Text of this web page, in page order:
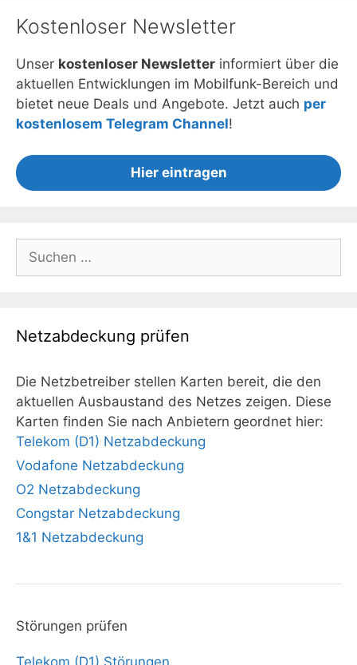
Kostenloser Newsletter
Unser kostenloser Newsletter informiert über die
aktuellen Entwicklungen im Mobilfunk-Bereich und
bietet neue Deals und Angebote. Jetzt auch per
kostenlosem Telegram Channel!
Hier eintragen
nach:
Netzabdeckung prüfen
Die Netzbetreiber stellen Karten bereit, die den
aktuellen Ausbaustand des Netzes zeigen. Diese
Karten finden Sie nach Anbietern geordnet hier:
Telekom (D1) Netzabdeckung
Vodafone Netzabdeckung
O2 Netzabdeckung
Congstar Netzabdeckung
1&1 Netzabdeckung
Störungen prüfen
Telekom (D1) Störungen